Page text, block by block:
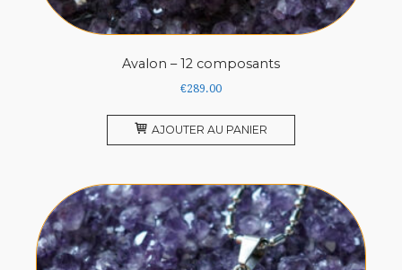
Avalon – 12 composants
€289.00
AJOUTER AU PANIER